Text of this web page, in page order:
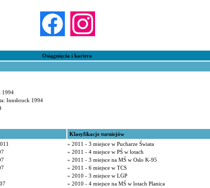
Osiągnięcia i kariera
1994
Innsbruck 1994
Klasyfikacje turniejów
» 2011 - 3 miejsce w Pucharze Świata
» 2011 - 4 miejsce w PŚ w lotach
» 2011 - 3 miejsce na MŚ w Oslo K-95
» 2011 - 6 miejsce w TCS
» 2010 - 3 miejsce w LGP
» 2010 - 4 miejsce na MŚ w lotach Planica